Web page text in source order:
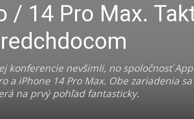
/ 14 Pro Max.
konferencie nevšimli, no spoločnosť
a iPhone 14 Pro Max. Obe zariadenia
na prvý pohľad fantasticky.